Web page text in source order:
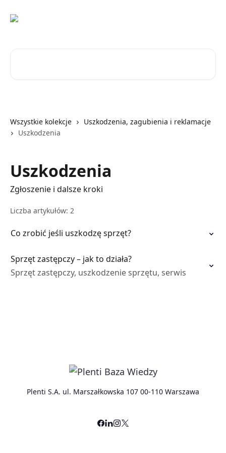
Wszystkie kolekcje
Uszkodzenia, zagubienia i reklamacje
Uszkodzenia
Uszkodzenia
Zgłoszenie i dalsze kroki
Liczba artykułów: 2
Co zrobić jeśli uszkodzę sprzęt?
Sprzęt zastępczy – jak to działa?
Sprzęt zastępczy, uszkodzenie sprzętu, serwis
Plenti S.A. ul. Marszałkowska 107 00-110 Warszawa